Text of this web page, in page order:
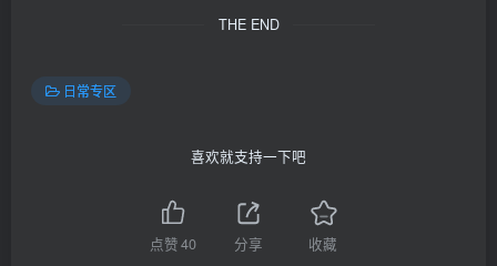
THE END
日常专区
喜欢就支持一下吧
点赞40 分享 收藏